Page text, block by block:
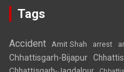
Tags
Accident Amit Shah arrest
Chhattisgarh-Bijapur
Chhattisgarh-Jagdalpur